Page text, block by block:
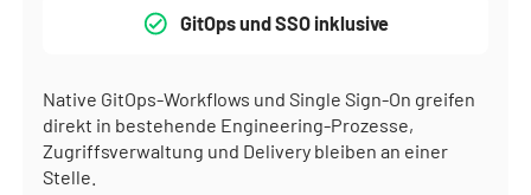
GitOps und SSO inklusive
Native GitOps-Workflows und Single Sign-On greifen
direkt in bestehende Engineering-Prozesse,
Zugriffsverwaltung und Delivery bleiben an einer
Stelle.